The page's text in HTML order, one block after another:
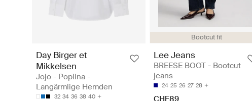
Day Birger et
Mikkelsen
Jojo - Poplina -
Langärmlige Hemden
32 34 36 38 40
Bootcut fit
Lee Jeans
BREESE BOOT - Bootcut
jeans
24 25 26 27 28
CHF89